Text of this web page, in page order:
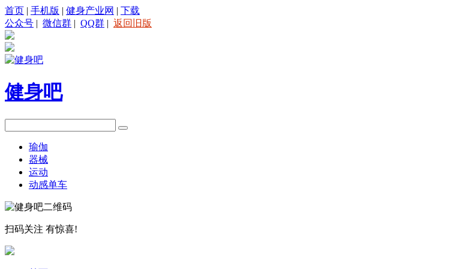
首页 | 手机版 | 健身产业网 | 下载
公众号 | 微信群 | QQ群 | 返回旧版
健身吧
瑜伽
器械
运动
动感单车
扫码关注 有惊喜!